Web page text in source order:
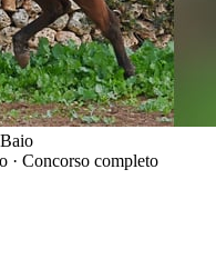
· Concorso completo